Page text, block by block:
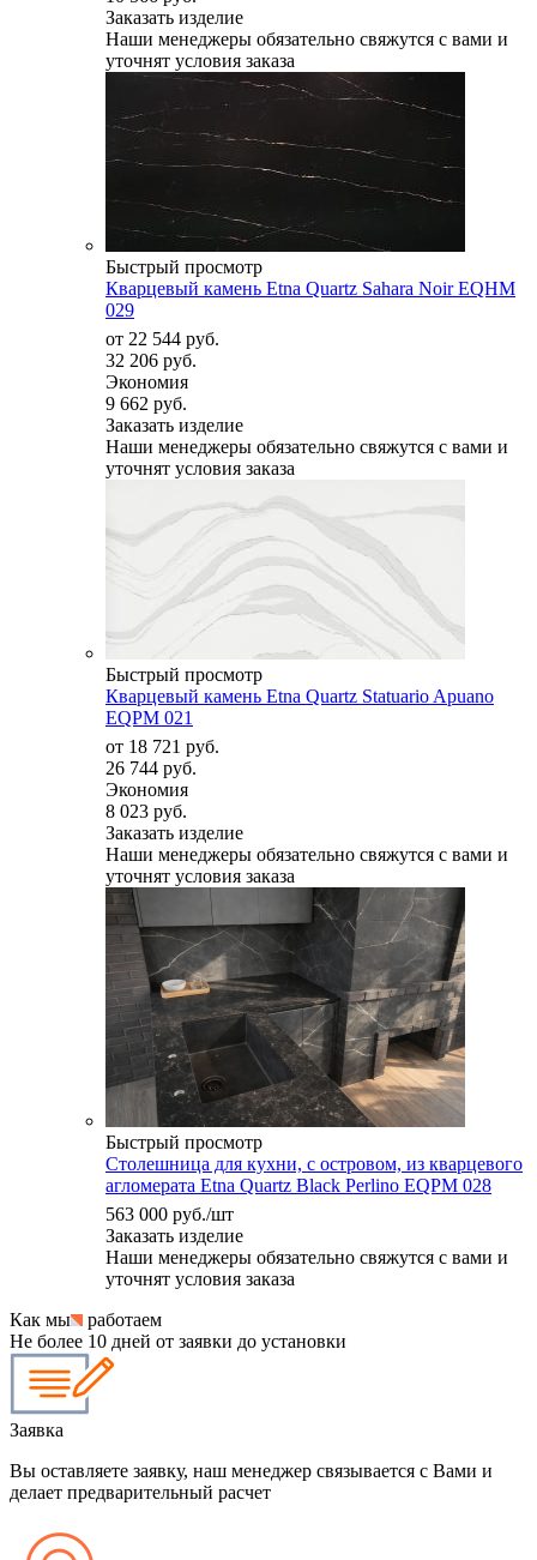
Заказать изделие
Наши менеджеры обязательно свяжутся с вами и
уточнят условия заказа
Быстрый просмотр
Кварцевый камень Etna Quartz Sahara Noir EQHM
029
от 22 544 руб.
32 206 руб.
Экономия
9 662 руб.
Заказать изделие
Наши менеджеры обязательно свяжутся с вами и
уточнят условия заказа
Быстрый просмотр
Кварцевый камень Etna Quartz Statuario Apuano
EQPM 021
от 18 721 руб.
26 744 руб.
Экономия
8 023 руб.
Заказать изделие
Наши менеджеры обязательно свяжутся с вами и
уточнят условия заказа
Быстрый просмотр
Столешница для кухни, с островом, из кварцевого
агломерата Etna Quartz Black Perlino EQPM 028
563 000 руб./шт
Заказать изделие
Наши менеджеры обязательно свяжутся с вами и
уточнят условия заказа
Как мы
работаем
Не более 10 дней от заявки до установки
Заявка
Вы оставляете заявку, наш менеджер связывается с Вами и
делает предварительный расчет